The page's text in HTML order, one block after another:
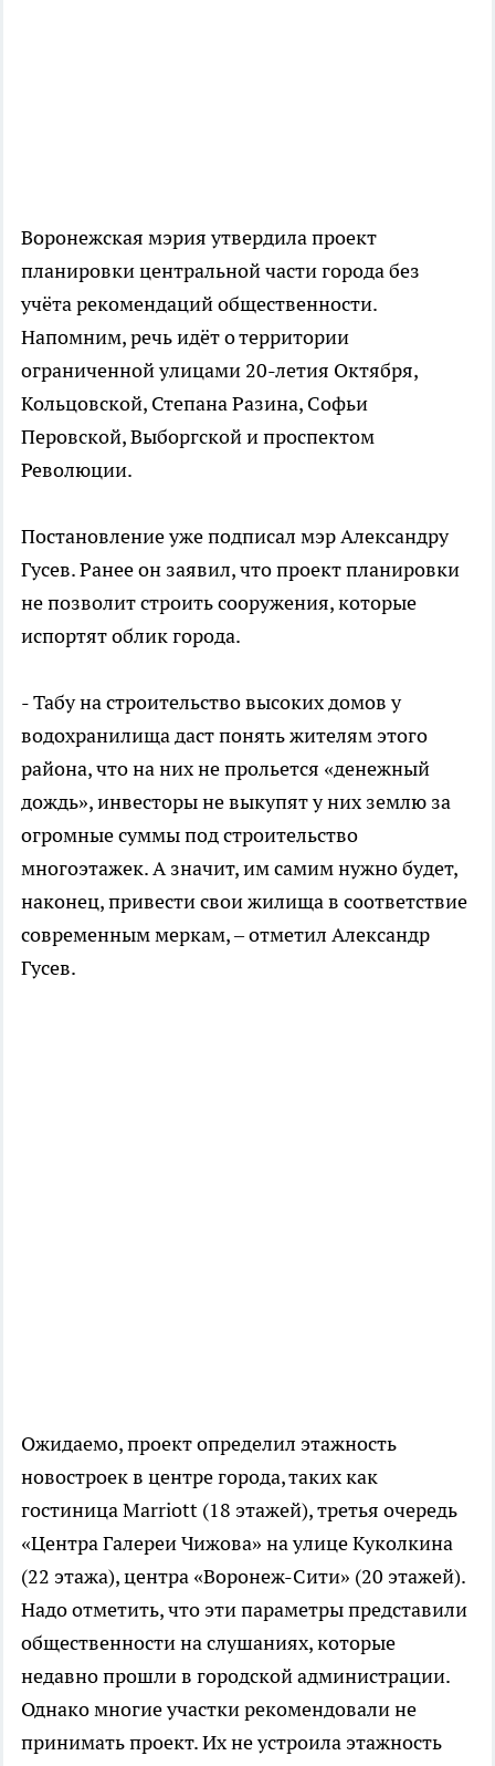
Воронежская мэрия утвердила проект
планировки центральной части города без
учёта рекомендаций общественности.
Напомним, речь идёт о территории
ограниченной улицами 20-летия Октября,
Кольцовской, Степана Разина, Софьи
Перовской, Выборгской и проспектом
Революции.
Постановление уже подписал мэр Александру
Гусев. Ранее он заявил, что проект планировки
не позволит строить сооружения, которые
испортят облик города.
- Табу на строительство высоких домов у
водохранилища даст понять жителям этого
района, что на них не прольется «денежный
дождь», инвесторы не выкупят у них землю за
огромные суммы под строительство
многоэтажек. А значит, им самим нужно будет,
наконец, привести свои жилища в соответствие
современным меркам, – отметил Александр
Гусев.
Ожидаемо, проект определил этажность
новостроек в центре города, таких как
гостиница Marriott (18 этажей), третья очередь
«Центра Галереи Чижова» на улице Куколкина
(22 этажа), центра «Воронеж-Сити» (20 этажей).
Надо отметить, что эти параметры представили
общественности на слушаниях, которые
недавно прошли в городской администрации.
Однако многие участки рекомендовали не
принимать проект. Их не устроила этажность